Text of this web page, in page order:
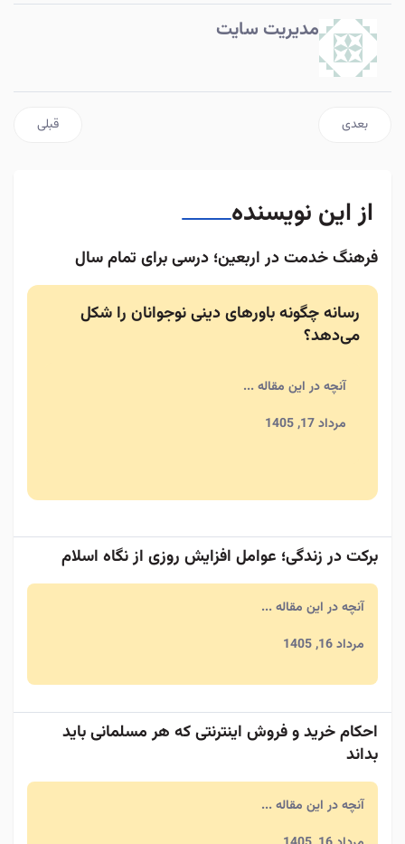
مدیریت سایت
مطلب
قبلی مطلب بعدی: نقش سلبریتی‌ها بر زندگی ما در فضای مجازی
بعدی
از این نویسنده
فرهنگ خدمت در اربعین؛ درسی برای تمام سال
رسانه چگونه باورهای دینی نوجوانان را شکل
می‌دهد؟
آنچه در این مقاله ...
مرداد 17, 1405
برکت در زندگی؛ عوامل افزایش روزی از نگاه اسلام
آنچه در این مقاله ...
مرداد 16, 1405
احکام خرید و فروش اینترنتی که هر مسلمانی باید
بداند
آنچه در این مقاله ...